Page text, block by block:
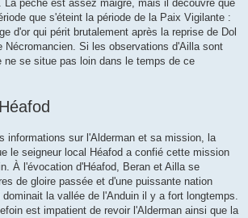
La pêche est assez maigre, mais il découvre que
que s'éteint la période de la Paix Vigilante :
d'or qui périt brutalement après la reprise de Dol
Nécromancien. Si les observations d'Ailla sont
ne se situe pas loin dans le temps de ce
informations sur l'Alderman et sa mission, la
le seigneur local Héafod a confié cette mission
À l'évocation d'Héafod, Beran et Ailla se
de gloire passée et d'une puissante nation
dominait la vallée de l'Anduin il y a fort longtemps.
est impatient de revoir l'Alderman ainsi que la